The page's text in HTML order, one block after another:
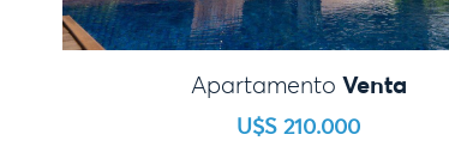
Apartamento Venta
U$S 210.000